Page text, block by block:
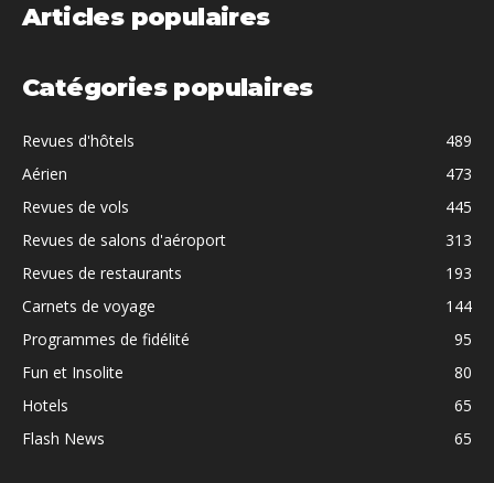
Articles populaires
Catégories populaires
Revues d'hôtels
489
Aérien
473
Revues de vols
445
Revues de salons d'aéroport
313
Revues de restaurants
193
Carnets de voyage
144
Programmes de fidélité
95
Fun et Insolite
80
Hotels
65
Flash News
65